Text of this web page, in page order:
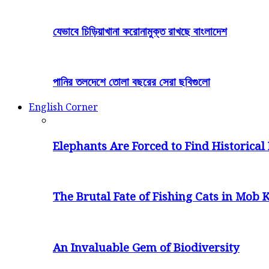
যেভাবে চিড়িয়াখানা করোনামুক্ত রাখছে বাংলাদেশ
পানির তলদেশে তোলা বছরের সেরা ছবিগুলো
English Corner
Elephants Are Forced to Find Historical
The Brutal Fate of Fishing Cats in Mob
An Invaluable Gem of Biodiversity